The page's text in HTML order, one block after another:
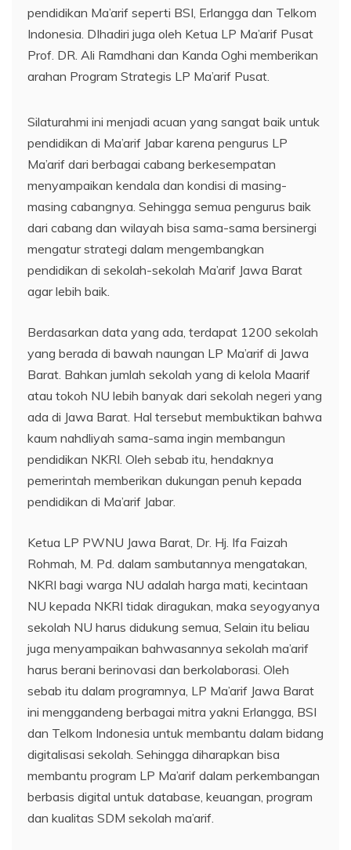
pendidikan Ma’arif seperti BSI, Erlangga dan Telkom
Indonesia. DIhadiri juga oleh Ketua LP Ma’arif Pusat
Prof. DR. Ali Ramdhani dan Kanda Oghi memberikan
arahan Program Strategis LP Ma’arif Pusat.
Silaturahmi ini menjadi acuan yang sangat baik untuk
pendidikan di Ma’arif Jabar karena pengurus LP
Ma’arif dari berbagai cabang berkesempatan
menyampaikan kendala dan kondisi di masing-
masing cabangnya. Sehingga semua pengurus baik
dari cabang dan wilayah bisa sama-sama bersinergi
mengatur strategi dalam mengembangkan
pendidikan di sekolah-sekolah Ma’arif Jawa Barat
agar lebih baik.
Berdasarkan data yang ada, terdapat 1200 sekolah
yang berada di bawah naungan LP Ma’arif di Jawa
Barat. Bahkan jumlah sekolah yang di kelola Maarif
atau tokoh NU lebih banyak dari sekolah negeri yang
ada di Jawa Barat. Hal tersebut membuktikan bahwa
kaum nahdliyah sama-sama ingin membangun
pendidikan NKRI. Oleh sebab itu, hendaknya
pemerintah memberikan dukungan penuh kepada
pendidikan di Ma’arif Jabar.
Ketua LP PWNU Jawa Barat, Dr. Hj. Ifa Faizah
Rohmah, M. Pd. dalam sambutannya mengatakan,
NKRI bagi warga NU adalah harga mati, kecintaan
NU kepada NKRI tidak diragukan, maka seyogyanya
sekolah NU harus didukung semua, Selain itu beliau
juga menyampaikan bahwasannya sekolah ma’arif
harus berani berinovasi dan berkolaborasi. Oleh
sebab itu dalam programnya, LP Ma’arif Jawa Barat
ini menggandeng berbagai mitra yakni Erlangga, BSI
dan Telkom Indonesia untuk membantu dalam bidang
digitalisasi sekolah. Sehingga diharapkan bisa
membantu program LP Ma’arif dalam perkembangan
berbasis digital untuk database, keuangan, program
dan kualitas SDM sekolah ma’arif.